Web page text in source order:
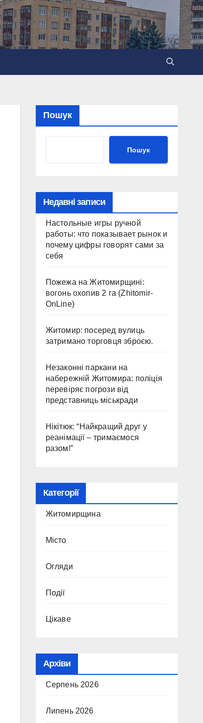
Пошук
Пошук
Недавні записи
Настольные игры ручной
работы: что показывает рынок и
почему цифры говорят сами за
себя
Пожежа на Житомирщині:
вогонь охопив 2 га (Zhitomir-
OnLine)
Житомир: посеред вулиць
затримано торговця зброєю.
Незаконні паркани на
набережній Житомира: поліція
перевіряє погрози від
представниць міськради
Нікітюк: “Найкращий друг у
реанімації – тримаємося
разом!”
Категорії
Житомирщина
Місто
Огляди
Події
Цікаве
Архіви
Серпень 2026
Липень 2026